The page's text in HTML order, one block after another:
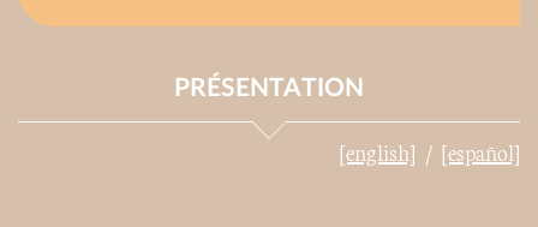
PRÉSENTATION
[english] [español]